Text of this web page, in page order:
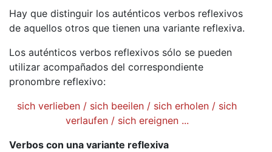
Hay que distinguir los auténticos verbos reflexivos
de aquellos otros que tienen una variante reflexiva.
Los auténticos verbos reflexivos sólo se pueden
utilizar acompañados del correspondiente
pronombre reflexivo:
sich verlieben / sich beeilen / sich erholen / sich
verlaufen / sich ereignen ...
Verbos con una variante reflexiva